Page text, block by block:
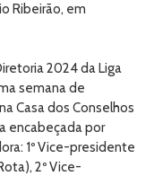
Ribeirão, em
2024 da Liga
semana de
Casa dos Conselhos
encabeçada por
1º Vice-presidente
2º Vice-